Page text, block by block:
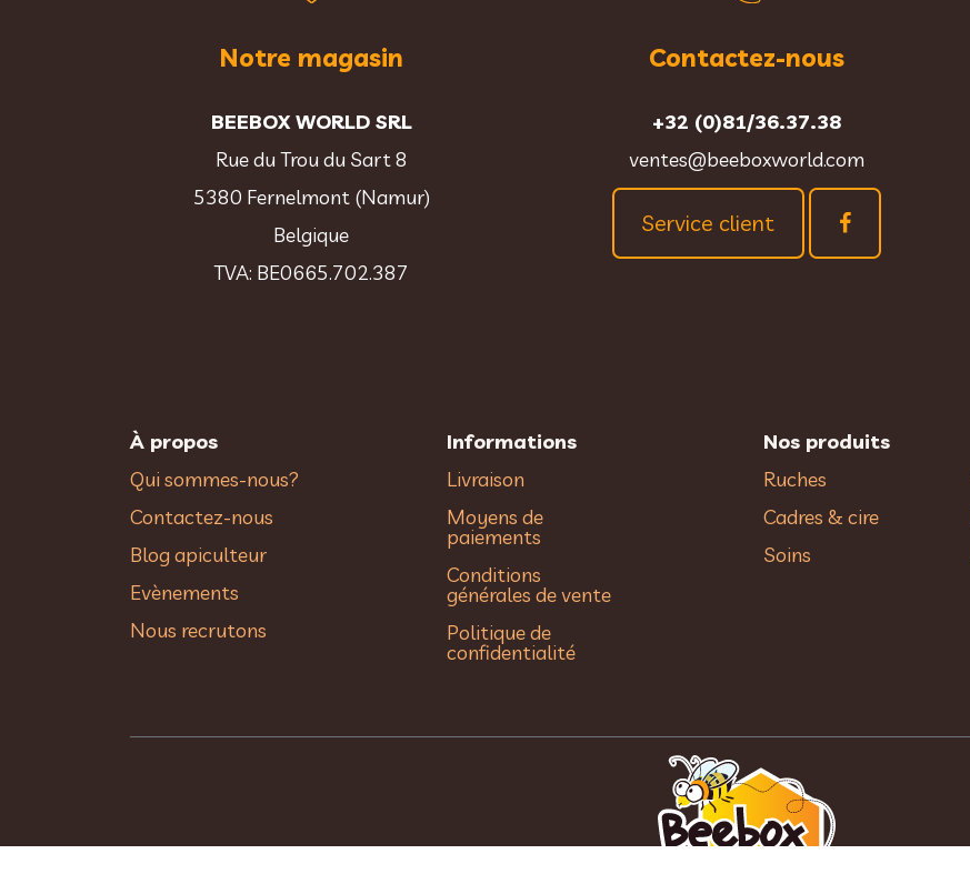
Notre magasin
BEEBOX WORLD SRL
Rue du Trou du Sart 8
5380 Fernelmont (Namur)
Belgique
TVA: BE0665.702.387
Contactez-nous
+32 (0)81/36.37.38
ventes@beeboxworld.com
Service client
À propos
Qui sommes-nous?
Contactez-nous
Blog apiculteur
Evènements
Nous recrutons
Informations
Livraison
Moyens de
paiements
Conditions
générales de vente
Politique de
confidentialité
Nos produits
Ruches
Cadres & cire
Soins